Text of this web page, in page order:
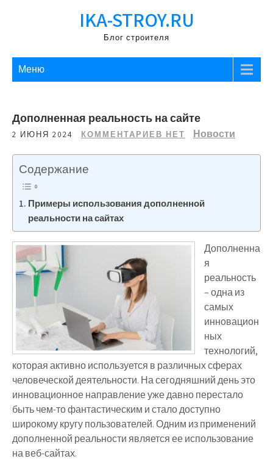
IKA-STROY.RU
Блог строителя
Меню
Дополненная реальность на сайте
2 ИЮНЯ 2024 КОММЕНТАРИЕВ НЕТ Новости
Содержание
Примеры использования дополненной
реальности на сайтах
Дополненна
я
реальность
– одна из
самых
инновацион
ных
технологий,
которая активно используется в различных сферах
человеческой деятельности. На сегодняшний день это
инновационное направление уже давно перестало
быть чем-то фантастическим и стало доступно
широкому кругу пользователей. Одним из применений
дополненной реальности является ее использование
на веб-сайтах.